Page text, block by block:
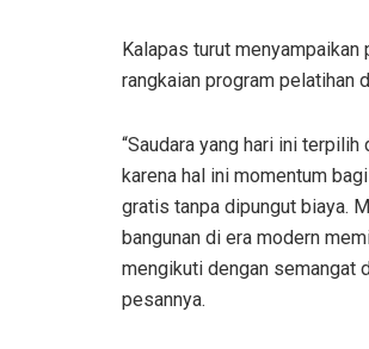
Kalapas turut
rangkaian program pelatihan
“Saudara yang hari ini
karena hal ini momentum
gratis tanpa dipungut biaya.
bangunan di era modern
mengikuti dengan semangat
pesannya.